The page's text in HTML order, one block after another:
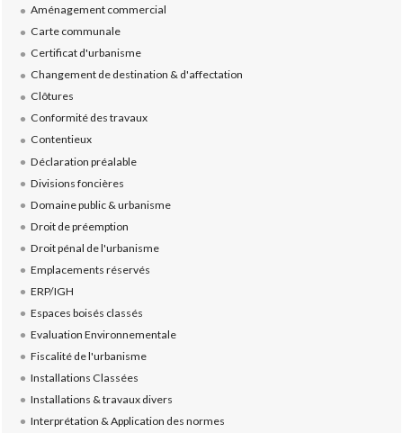
Aménagement commercial
Carte communale
Certificat d'urbanisme
Changement de destination & d'affectation
Clôtures
Conformité des travaux
Contentieux
Déclaration préalable
Divisions foncières
Domaine public & urbanisme
Droit de préemption
Droit pénal de l'urbanisme
Emplacements réservés
ERP/IGH
Espaces boisés classés
Evaluation Environnementale
Fiscalité de l'urbanisme
Installations Classées
Installations & travaux divers
Interprétation & Application des normes